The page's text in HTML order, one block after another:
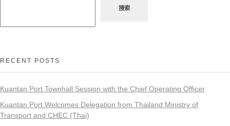
搜索
RECENT POSTS
Kuantan Port Townhall Session with the Chief Operating Officer
Kuantan Port Welcomes Delegation from Thailand Ministry of
Transport and CHEC (Thai)